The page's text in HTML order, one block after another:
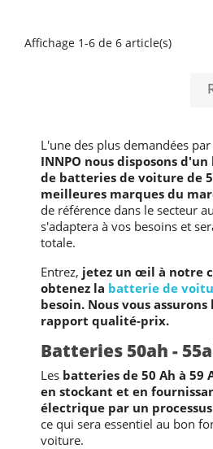
Affichage 1-6 de 6 article(s)
L'une des plus demandées
INNPO nous disposons
de batteries de voiture de
meilleures marques du
de référence dans le secteur
s'adaptera à vos besoins et
totale.
Entrez, jetez un œil à notre
obtenez la batterie de
besoin. Nous vous
rapport qualité-prix.
Batteries 50ah -
Les batteries de 50 Ah à 59
en stockant et en
électrique par un
ce qui sera essentiel au bon
voiture.